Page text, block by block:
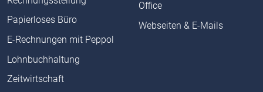
Papierloses Büro
E-Rechnungen mit Peppol
Lohnbuchhaltung
Zeitwirtschaft
Office
Webseiten & E-Mails